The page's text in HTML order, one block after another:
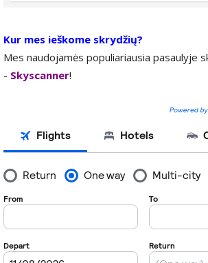
Kur mes ieškome skrydžių?
Mes naudojamės populiariausia pasaulyje
- Skyscanner!